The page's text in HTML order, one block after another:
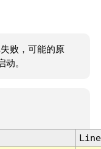
败，可能的原
。
Line